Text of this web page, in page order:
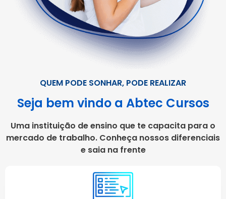
QUEM PODE SONHAR, PODE REALIZAR
Seja bem vindo a Abtec Cursos
Uma instituição de ensino que te capacita para o
mercado de trabalho. Conheça nossos diferenciais
e saia na frente